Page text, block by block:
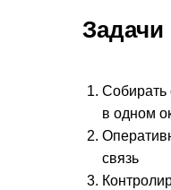
Задачи
Собирать
в одном
связь